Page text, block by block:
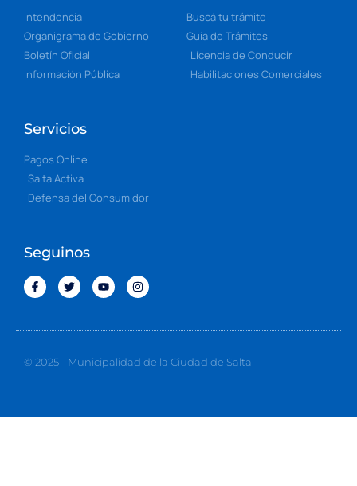
Intendencia
Organigrama de Gobierno
Boletín Oficial
Información Pública
Buscá tu trámite
Guía de Trámites
Licencia de Conducir
Habilitaciones Comerciales
Servicios
Pagos Online
Salta Activa
Defensa del Consumidor
Seguinos
© 2025 - Municipalidad de la Ciudad de Salta